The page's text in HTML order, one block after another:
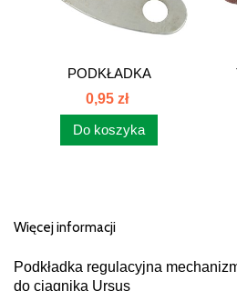
PODKŁADKA
MECHANIZMU...
0,95 zł
Do koszyka
Więcej informacji
Podkładka regulacyjna
do ciągnika Ursus